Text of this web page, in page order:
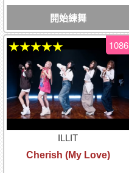
開始練舞
ILLIT
Cherish (My Love)
1086
★★★★★